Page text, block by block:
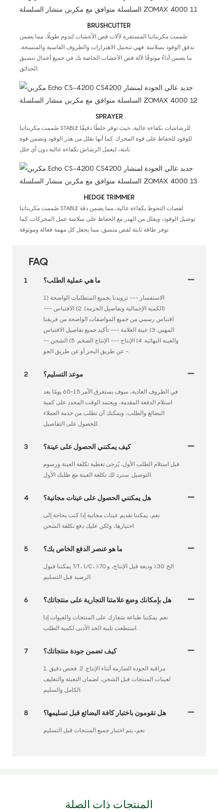
BRUSHCUTTER
صُممت مكربناتنا المستقرة لآلات قص الأعشاب لتدوم طويلًا، مما يضمن
تدفق الوقود بسلاسة. فهي تتحمل الاهتزازات والظروف القاسية والمتسخة،
ما يضمن أداءً موثوقًا لآلة قص الأعشاب الخاصة بك في جميع أعمال تنسيق
SPRAYER
صُممت مكربناتنا STABLE للرشاشات بكفاءة عالية، حيث توفر خلطًا دقيقًا
للوقود للحفاظ على قوة المحرك. كما أنها تقلل من هدر الوقود وتضمن قوة
HEDGE TRIMMER
صُممت مكربناتنا STABLE لقصات التحوط بكفاءة عالية، مما يضمن دقة
توصيل الوقود، ويقلل من الهدر مع الحفاظ على سلاسة عمل المحركات. كما
توفر طاقة ثابتة لقص متسق، مما يجعل كل مهمة فعالة وموثوقة.
FAQ
1 ما هي عملية الطلب؟
1) الاستفسار --- تزويدنا بجميع المتطلبات الواضحة
(الكمية الإجمالية وتفاصيل الحزمة). 2) الاقتباس ---
اقتباس رسمي من جميع المواصفات الواضحة من فريقنا
المهني. 3) عينة العلامة --- تأكيد جميع تفاصيل الاقتباس
والعينة النهائية. 4) الإنتاج --- الإنتاج الضخم. 5) الشحن --
- عن طريق البحر أو عن طريق الجو.
2 موعد التسليم؟
في الظروف العادية، سوف يستغرق الأمر 15-60 يومًا بعد
استلام الدفعة المقدمة، ويعتمد الوقت المحدد على كمية
البضائع والطلب، ويمكنك أن تطلب من خدمة العملاء
3 كيف يمكنني الحصول على عينة؟
قبل استلام الطلب الأول، يُرجى تغطية تكلفة العينة ورسوم
التوصيل. سنرد لك تكلفة العينة مع طلبك الأول.
4 هل يمكنني الحصول على عينات مجانية؟
نعم، يمكننا تقديم عينات مجانية إذا كنت بحاجة إلى
اختبارها، ولكن عليك دفع تكلفة الشحن.
5 ما هو عنصر الدفع الخاص بك؟
يمكننا قبول T/T، L/C، الخ. 30٪ وديعة قبل الإنتاج، و 70٪
الرصيد قبل التسليم.
6 هل بإمكانك وضع علامتنا التجارية على منتجاتك؟
نعم. يمكننا طباعة شعارك على المنتجات والعبوات إذا
استطعت تلبية الحد الأدنى لكمية الطلب.
7 كيف تضمن جودة منتجاتك؟
1. مراقبة الجودة الصارمة أثناء الإنتاج. 2. فحص دقيق
لعينات المنتجات قبل الشحن، لضمان التعبئة والتغليف
الكامل والسليم.
8 هل تقومون باختبار كافة البضائع قبل تسليمها؟
نعم، يتم اختبار جميع المنتجات قبل التسليم.
المنتجات ذات الصلة